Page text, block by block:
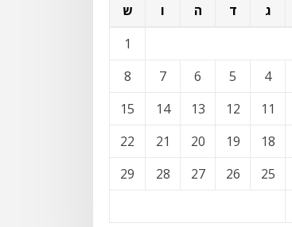
ג ד ה ו
ש
1
4
5
6
7
8
11
12
13
14
15
18
19
20
21
22
25
26
27
28
29